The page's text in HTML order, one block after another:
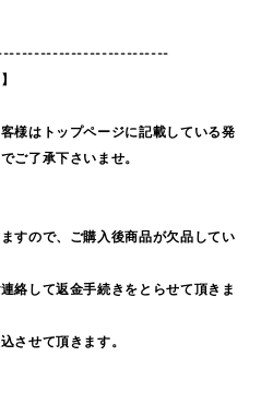
様はトップページに記載している発
ご了承下さいませ。
すので、ご購入後商品が欠品してい
絡して返金手続きをとらせて頂きま
させて頂きます。